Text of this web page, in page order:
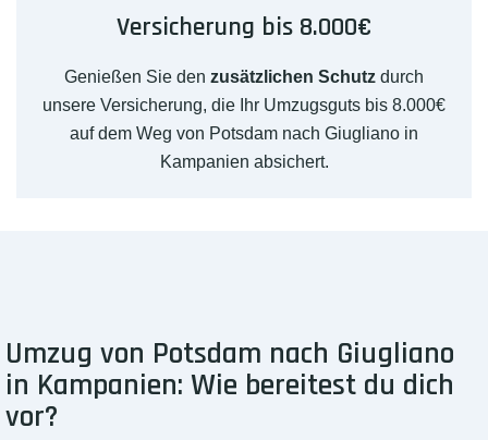
Versicherung bis 8.000€
Genießen Sie den zusätzlichen Schutz durch
unsere Versicherung, die Ihr Umzugsguts bis 8.000€
auf dem Weg von Potsdam nach Giugliano in
Kampanien absichert.
Umzug von Potsdam nach Giugliano
in Kampanien: Wie bereitest du dich
vor?